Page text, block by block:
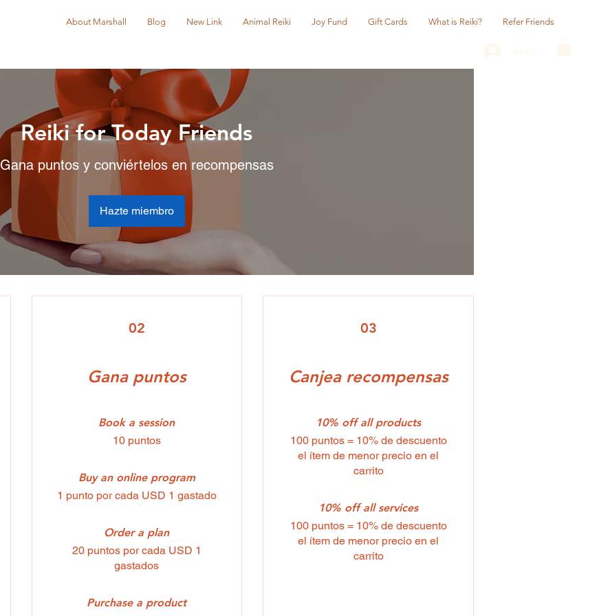
About Marshall Blog New Link Animal Reiki Joy Fund Gift Cards What is Reiki? Refer Friends
Reiki for Today Friends
Gana puntos y conviértelos en recompensas
Hazte miembro
02
Gana puntos
Book a session
10 puntos
Buy an online program
1 punto por cada USD 1 gastado
Order a plan
20 puntos por cada USD 1
gastados
Purchase a product
03
Canjea recompensas
10% off all products
100 puntos = 10% de descuento
el ítem de menor precio en el
carrito
10% off all services
100 puntos = 10% de descuento
el ítem de menor precio en el
carrito